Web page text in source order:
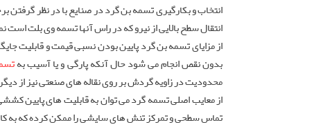
انتخاب و بکارگیری تسمه بن گرد در صنایع با در نظر
انتقال سطح بالایی از نیرو که در راس آنها تسمه وی بلت
از مزایای تسمه بن گرد پایین بودن نسبی قیمت و قابلیت
بدون نقص انجام می شود حال آنکه پارگی و یا آسیب به
محدودیت در زاویه گردش بر روی نقاله های صنعتی نیز
از معایب اصلی تسمه گرد می توان به قابلیت های پایین
تماس سطحی و تمرکز تنش های سایشی را ممکن کرده که به